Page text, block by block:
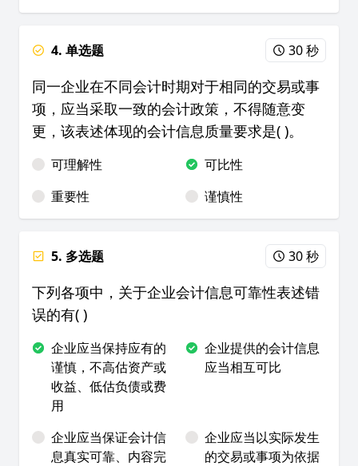
4. 单选题 30 秒
同一企业在不同会计时期对于相同的交易或事
项，应当采取一致的会计政策，不得随意变
更，该表述体现的会计信息质量要求是( )。
可理解性
可比性
重要性
谨慎性
5. 多选题 30 秒
下列各项中，关于企业会计信息可靠性表述错
误的有( )
企业应当保持应有的
谨慎，不高估资产或
收益、低估负债或费
用
企业提供的会计信息
应当相互可比
企业应当保证会计信
息真实可靠、内容完
企业应当以实际发生
的交易或事项为依据